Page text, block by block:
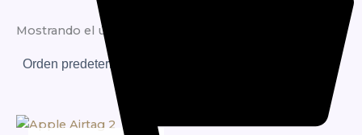
Mostrando el único resultado